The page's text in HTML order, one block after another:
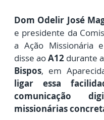
Dom Odelir José
e presidente da
a Ação Missionária
disse aoA12 durante a
Bispos, em
ligar essa
comunicação
missionárias